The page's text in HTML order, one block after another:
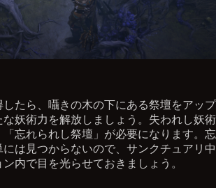
たら、囁きの木の下にある祭壇をアップ
妖術力を解放しましょう。失われし妖術
忘れられし祭壇」が必要になります。忘
は見つからないので、サンクチュアリ中
内で目を光らせておきましょう。